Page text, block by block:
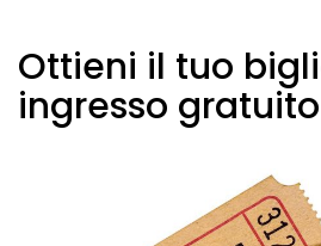
Ottieni il tuo
ingresso gratuito